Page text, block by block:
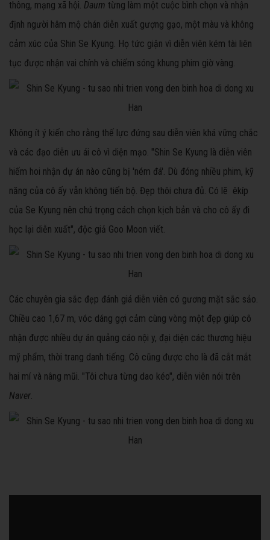
thông, mạng xã hội. Daum từng làm một cuộc bình chọn và nhận
định người hâm mộ chán diễn xuất gượng gạo, một màu và không
cảm xúc của Shin Se Kyung. Họ tức giận vì diễn viên kém tài liên
tục được nhận vai chính và chiếm sóng khung phim giờ vàng.
Không ít ý kiến cho rằng thế lực đứng sau diễn viên khá vững chắc
và các đạo diễn ưu ái cô vì diện mạo. "Shin Se Kyung là diễn viên
hiếm hoi nhận dự án nào cũng bị 'ném đá'. Dù đóng nhiều phim, kỹ
năng của cô ấy vẫn không tiến bộ. Đẹp thôi chưa đủ. Có lẽ êkíp
của Se Kyung nên chú trọng cách chọn kịch bản và cho cô ấy đi
học lại diễn xuất", độc giả Goo Moon viết.
Các chuyên gia sắc đẹp đánh giá diễn viên có gương mặt sắc sảo.
Chiều cao 1,67 m, vóc dáng gợi cảm cùng vòng một đẹp giúp cô
nhận được nhiều dự án quảng cáo nội y, đại diện các thương hiệu
mỹ phẩm, thời trang danh tiếng. Cô cũng được cho là đã cắt mắt
hai mí và nâng mũi. "Tôi chưa từng dao kéo", diễn viên nói trên
Naver.